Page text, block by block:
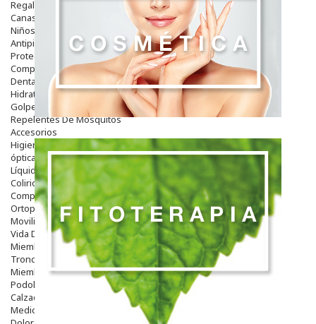
Regalos
Canastilla
Niños
Antipiojos
Protección Solar
Complementos Alimentarios
Dentales
Hidratantes
Golpes Y Hematomas
Repelentes De Mosquitos
Accesorios
Higiene
óptica
Líquidos Lentillas
Colirios
Complementos Alimentarios.
Ortopedia - Accesorios
Movilidad
Vida Diaria
Miembro Superior
Tronco
Miembro Inferior
Podología
Calzado
Medicamentos